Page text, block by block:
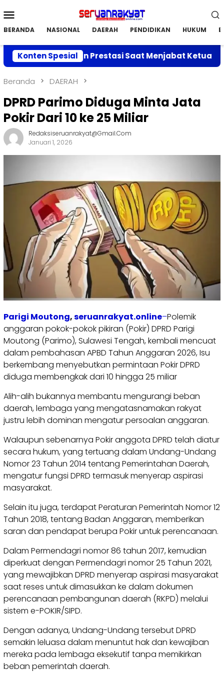
ke
Mobile
BERANDA NASIONAL DAERAH PENDIDIKAN HUKUM
Konten Spesial
Prestasi Saat Menjabat Ketua DPC APRI
Beranda DAERAH
DPRD Parimo Diduga Minta Jata
Pokir Dari 10 ke 25 Miliar
Redaksiseruanrakyat@gmail.com
Januari 1, 2026
Parigi Moutong,seruanrakyat.online–Polemik
anggaran pokok-pokok pikiran (Pokir) DPRD Parigi
Moutong (Parimo), Sulawesi Tengah, kembali mencuat
dalam pembahasan APBD Tahun Anggaran 2026, Isu
berkembang menyebutkan permintaan Pokir DPRD
diduga membengkak dari 10 hingga 25 miliar
Alih-alih bukannya membantu mengurangi beban
daerah, lembaga yang mengatasnamakan rakyat
justru lebih dominan mengatur persoalan anggaran.
Walaupun sebenarnya Pokir anggota DPRD telah diatur
secara hukum, yang tertuang dalam Undang-Undang
Nomor 23 Tahun 2014 tentang Pemerintahan Daerah,
mengatur fungsi DPRD termasuk menyerap aspirasi
masyarakat.
Selain itu juga, terdapat Peraturan Pemerintah Nomor 12
Tahun 2018, tentang Badan Anggaran, memberikan
saran dan pendapat berupa Pokir untuk perencanaan.
Dalam Permendagri nomor 86 tahun 2017, kemudian
diperkuat dengan Permendagri nomor 25 Tahun 2021,
yang mewajibkan DPRD menyerap aspirasi masyarakat
saat reses untuk dimasukkan ke dalam dokumen
perencanaan pembangunan daerah (RKPD) melalui
sistem e-POKIR/SIPD.
Dengan adanya, Undang-Undang tersebut DPRD
semakin leluasa dalam menuntut hak dan kewajiban
mereka pada lembaga eksekutif tanpa memikirkan
beban pemerintah daerah.